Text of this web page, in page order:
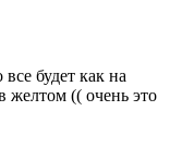
будет как на
желтом (( очень это